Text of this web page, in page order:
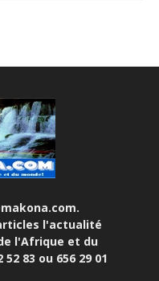
l'actualité
l'Afrique et du
83 ou 656 29 01